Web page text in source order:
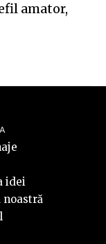
amator,
idei
noastră